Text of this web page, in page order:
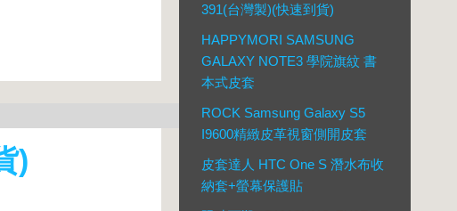
)
391(台灣製)(快速到貨)
HAPPYMORI SAMSUNG
GALAXY NOTE3 學院旗紋 書
本式皮套
ROCK Samsung Galaxy S5
I9600精緻皮革視窗側開皮套
皮套達人 HTC One S 潛水布收
納套+螢幕保護貼